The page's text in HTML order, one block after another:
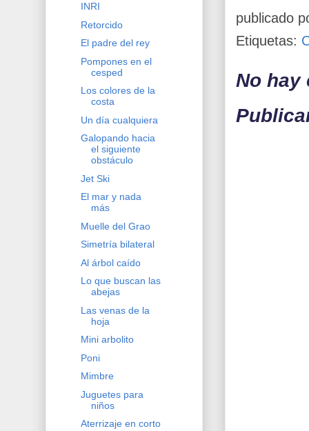
publicado
Etiquetas:
No hay
INRI
Retorcido
El padre del rey
Pompones en el
cesped
Los colores de la
costa
Un día cualquiera
Galopando hacia
el siguiente
obstáculo
Jet Ski
El mar y nada
más
Muelle del Grao
Simetría bilateral
Al árbol caído
Lo que buscan las
abejas
Las venas de la
hoja
Mini arbolito
Poni
Mimbre
Juguetes para
niños
Aterrizaje en corto